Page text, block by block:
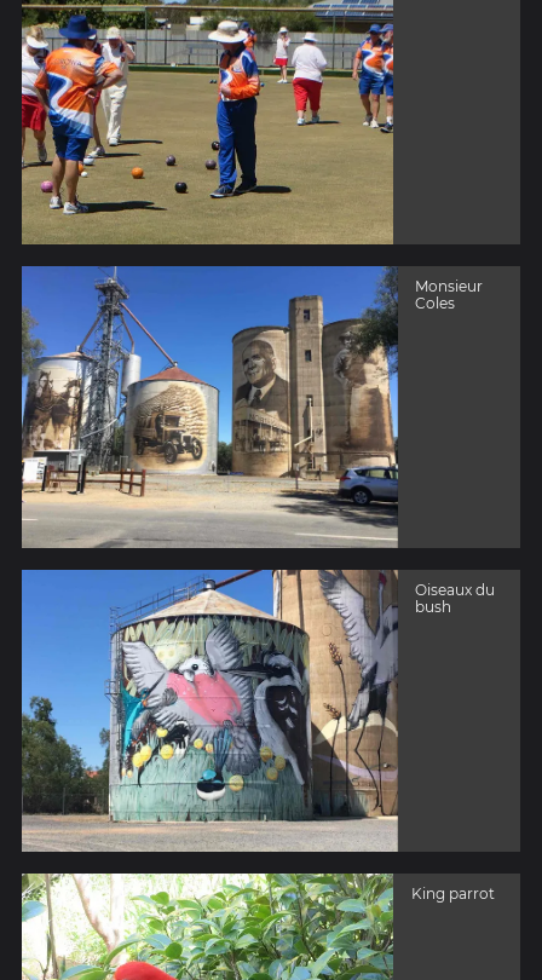
Monsieur
Coles
Oiseaux du
bush
King parrot